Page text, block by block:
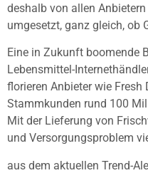
deshalb von allen
umgesetzt, ganz gleich, ob
Eine in Zukunft boomende
Lebensmittel-
florieren Anbieter wie
Stammkunden rund 100
Mit der Lieferung von
und Versorgungsproblem
aus dem aktuellen Trend-